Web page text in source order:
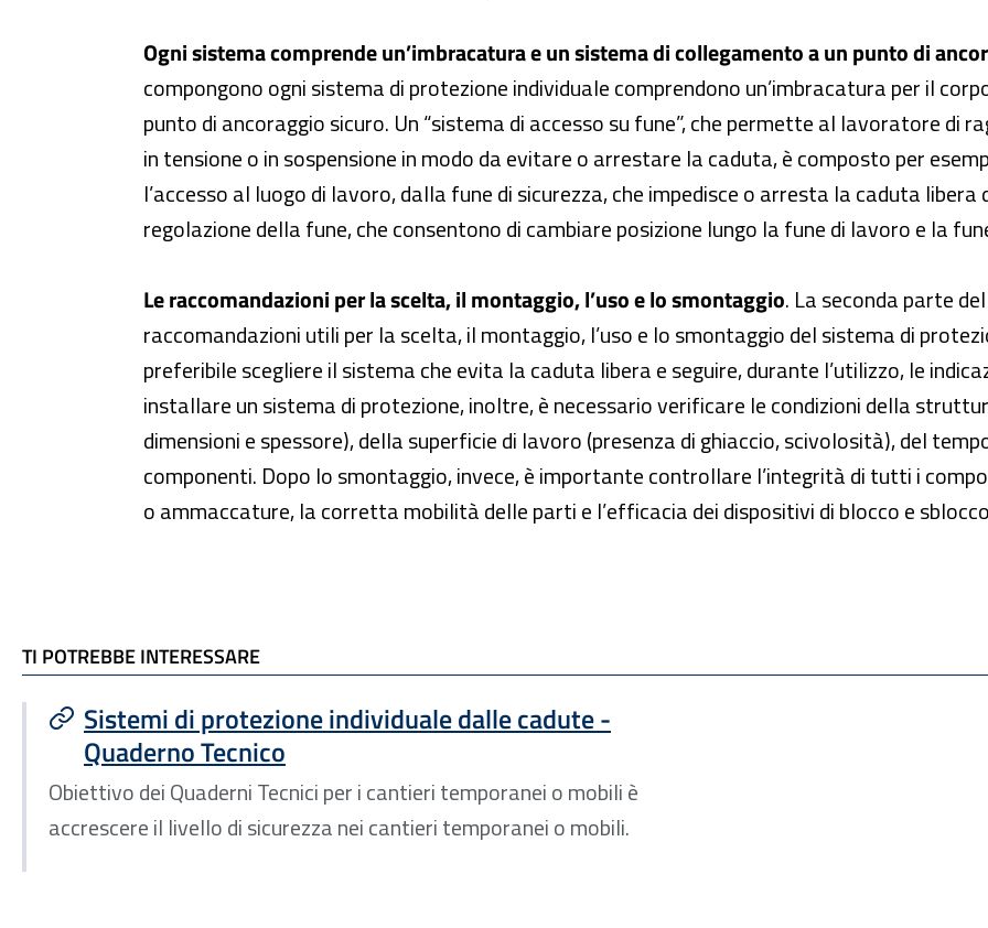
Ogni sistema comprende un’imbracatura e un sistema di collegamento a un punto di
compongono ogni sistema di protezione individuale comprendono un’imbracatura per il
punto di ancoraggio sicuro. Un “sistema di accesso su fune”, che permette al lavoratore di
in tensione o in sospensione in modo da evitare o arrestare la caduta, è composto per
l’accesso al luogo di lavoro, dalla fune di sicurezza, che impedisce o arresta la caduta
regolazione della fune, che consentono di cambiare posizione lungo la fune di lavoro e la
Le raccomandazioni per la scelta, il montaggio, l’uso e lo smontaggio. La seconda parte
raccomandazioni utili per la scelta, il montaggio, l’uso e lo smontaggio del sistema di
preferibile scegliere il sistema che evita la caduta libera e seguire, durante l’utilizzo, le
installare un sistema di protezione, inoltre, è necessario verificare le condizioni della
dimensioni e spessore), della superficie di lavoro (presenza di ghiaccio, scivolosità), del
componenti. Dopo lo smontaggio, invece, è importante controllare l’integrità di tutti i
o ammaccature, la corretta mobilità delle parti e l’efficacia dei dispositivi di blocco e
TI POTREBBE INTERESSARE
TI POTREBBE INTERESSARE
Sistemi di protezione individuale dalle cadute -
Quaderno Tecnico
Obiettivo dei Quaderni Tecnici per i cantieri temporanei o mobili è
accrescere il livello di sicurezza nei cantieri temporanei o mobili.